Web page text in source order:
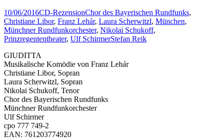
10/06/2016CD-RezensionChor des Bayerischen Rundfunks,
Christiane Libor, Franz Lehár, Laura Scherwitzl, München,
Münchner Rundfunkorchester, Nikolai Schukoff,
Prinzregententheater, Ulf SchirmerStefan Reik
GIUDITTA
Musikalische Komödie von Franz Lehár
Christiane Libor, Sopran
Laura Scherwitzl, Sopran
Nikolai Schukoff, Tenor
Chor des Bayerischen Rundfunks
Münchner Rundfunkorchester
Ulf Schirmer
cpo 777 749-2
EAN: 761203774920